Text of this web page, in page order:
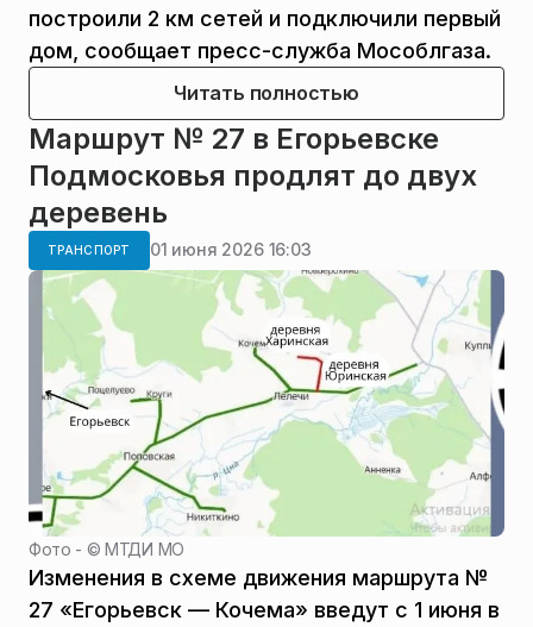
построили 2 км сетей и подключили первый
дом, сообщает пресс-служба Мособлгаза.
Читать полностью
Маршрут № 27 в Егорьевске
Подмосковья продлят до двух
деревень
ТРАНСПОРТ 01 июня 2026 16:03
Фото - ©МТДИ МО
Изменения в схеме движения маршрута №
27 «Егорьевск — Кочема» введут с 1 июня в